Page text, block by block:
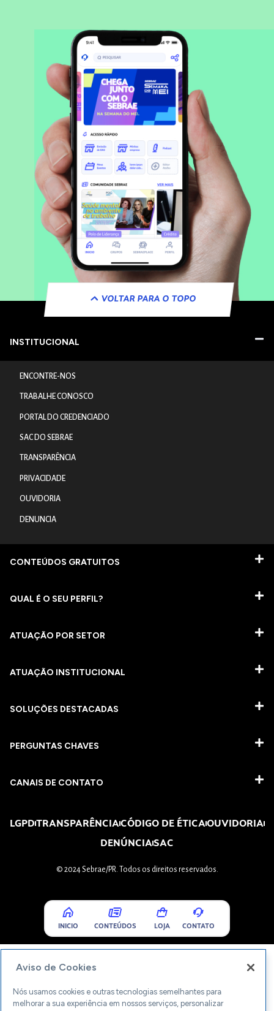
VOLTAR PARA O TOPO
INSTITUCIONAL
ENCONTRE-NOS
TRABALHE CONOSCO
PORTAL DO CREDENCIADO
SAC DO SEBRAE
TRANSPARÊNCIA
PRIVACIDADE
OUVIDORIA
DENUNCIA
CONTEÚDOS GRATUITOS
QUAL É O SEU PERFIL?
ATUAÇÃO POR SETOR
ATUAÇÃO INSTITUCIONAL
SOLUÇÕES DESTACADAS
PERGUNTAS CHAVES​
CANAIS DE CONTATO
LGPDTRANSPARÊNCIACÓDIGO DE ÉTICAOUVIDORIA
DENÚNCIASAC
© 2024 Sebrae/PR. Todos os direitos reservados.
INICIO CONTEÚDOS LOJA CONTATO
Aviso de Cookies
Nós usamos cookies e outras tecnologias semelhantes para
melhorar a sua experiência em nossos serviços, personalizar